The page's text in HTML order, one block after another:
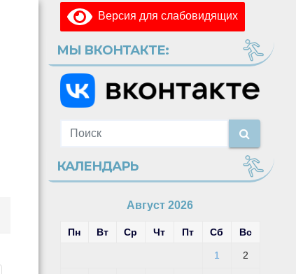
Версия для слабовидящих
МЫ ВКОНТАКТЕ:
КАЛЕНДАРЬ
Август 2026
Пн Вт Ср Чт Пт Сб Вс
1 2